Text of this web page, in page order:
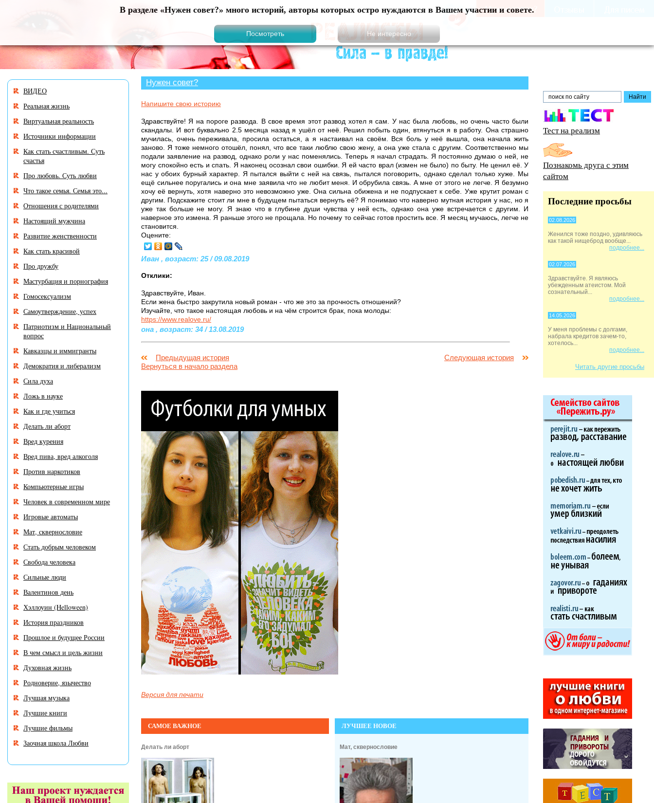
В разделе «Нужен совет?» много историй, авторы которых остро нуждаются в Вашем участии и совете.
Нужен совет?
Напишите свою историю
Здравствуйте! Я на пороге развода. В свое время этот развод хотел я сам. У нас была любовь, но очень часто были
скандалы. И вот буквально 2.5 месяца назад я ушёл от неё. Решил побыть один, втянуться я в работу. Она страшно
мучилась, очень переживала, просила остаться, а я настаивал на своём. Вся боль у неё вышла, она начала жить
заново. Я тоже немного отошёл, понял, что все таки люблю свою жену, а она уже стала с другим. Соответственно мы
подали заявление на развод, однако роли у нас поменялись. Теперь я начал страдать. Я постоянно думаю о ней, не
могу спокойно есть и спать. Я наконец осознал свои ошибки. Я ей часто врал (измен не было) по быту. Не ценил её. У
нас у обоих бурный характер. Я пытался выйти с ней на связь, пытался поговорить, однако сделал только хуже. Мы
ещё сильнее поругались и она мне заявила что не любит меня. И обрубила связь. А мне от этого не легче. Я безумно
хочу её вернуть, хотя наверно это невозможно уже. Она сильна обижена и не подпускает к себе. Уже крутит роман с
другим. Подскажите стоит ли мне в будущем пытаться вернуть её? Я понимаю что наверно мутная история у нас, но я
уже так больше не могу. Я знаю что в глубине души чувства у ней есть, однако она уже встречается с другим. И
наверное это измена. Я раньше этого не прощала. Но почему то сейчас готов простить все. Я месяц мучаюсь, легче не
становится.
Оцените:
Иван , возраст: 25 / 09.08.2019
Отклики:
Здравствуйте, Иван.
Если жена быстро закрутила новый роман - что же это за прочность отношений?
Изучайте, что такое настоящая любовь и на чём строится брак, пока молоды:
https://www.realove.ru/
она , возраст: 34 / 13.08.2019
Предыдущая история
Следующая история
Вернуться в начало раздела
Версия для печати
САМОЕ ВАЖНОЕ
Делать ли аборт
ЛУЧШЕЕ НОВОЕ
Мат, сквернословие
ВИДЕО
Реальная жизнь
Виртуальная реальность
Источники информации
Как стать счастливым. Суть
счастья
Про любовь. Суть любви
Что такое семья. Семья это...
Отношения с родителями
Настоящий мужчина
Развитие женственности
Как стать красивой
Про дружбу
Мастурбация и порнография
Гомосексуализм
Самоутверждение, успех
Патриотизм и Национальный
вопрос
Кавказцы и иммигранты
Демократия и либерализм
Сила духа
Ложь в науке
Как и где учиться
Делать ли аборт
Вред курения
Вред пива, вред алкоголя
Против наркотиков
Компьютерные игры
Человек в современном мире
Игровые автоматы
Мат, сквернословие
Стать добрым человеком
Свобода человека
Сильные люди
Валентинов день
Хэллоуин (Helloween)
История праздников
Прошлое и будущее России
В чем смысл и цель жизни
Духовная жизнь
Родноверие, язычество
Лучшая музыка
Лучшие книги
Лучшие фильмы
Заочная школа Любви
Тест на реализм
Познакомь друга с этим
сайтом
Последние просьбы
02.08.2026
Женился тоже поздно, удивляюсь
как такой нищеброд вообще...
подробнее...
02.07.2026
Здравствуйте. Я являюсь
убежденным атеистом. Мой
сознательный...
подробнее...
14.05.2026
У меня проблемы с долгами,
набрала кредитов зачем-то,
хотелось...
подробнее...
Читать другие просьбы